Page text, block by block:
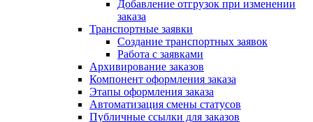
Добавление отгрузок при изменении
заказа
Транспортные заявки
Создание транспортных заявок
Работа с заявками
Архивирование заказов
Компонент оформления заказа
Этапы оформления заказа
Автоматизация смены статусов
Публичные ссылки для заказов